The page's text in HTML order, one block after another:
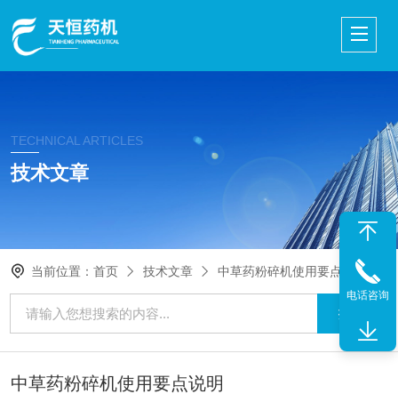
TECHNICAL ARTICLES
技术文章
当前位置：首页 技术文章 中草药粉碎机使用要点说明
中草药粉碎机使用要点说明
电话咨询